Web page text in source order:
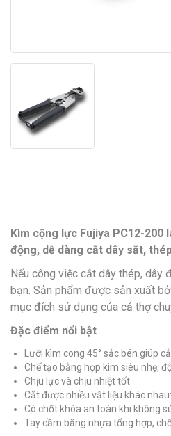
Kìm cộng lực Fujiya PC12-
động, dễ dàng cắt dây sắt,
Nếu công việc cắt dây thép,
bạn. Sản phẩm được sản xuất
mục đích sử dụng của cả thợ
Đặc điểm nổi bật
Lưỡi kìm cong 45° sắc bén giúp
Chế tạo bằng hợp kim siêu nhẹ,
Chịu lực và chịu nhiệt tốt
Cắt được nhiều vật liệu khác
Có chốt khóa an toàn khi không
Tay cầm bằng nhựa tổng hợp,